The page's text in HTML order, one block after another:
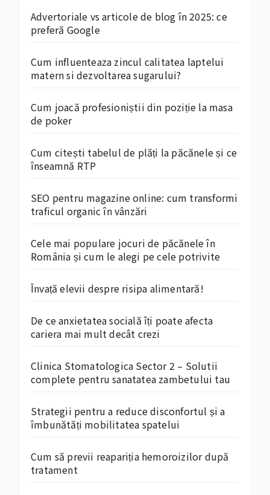
Advertoriale vs articole de blog în 2025: ce
preferă Google
Cum influenteaza zincul calitatea laptelui
matern si dezvoltarea sugarului?
Cum joacă profesioniștii din poziție la masa
de poker
Cum citești tabelul de plăți la păcănele și ce
înseamnă RTP
SEO pentru magazine online: cum transformi
traficul organic în vânzări
Cele mai populare jocuri de păcănele în
România și cum le alegi pe cele potrivite
Învață elevii despre risipa alimentară!
De ce anxietatea socială îți poate afecta
cariera mai mult decât crezi
Clinica Stomatologica Sector 2 – Solutii
complete pentru sanatatea zambetului tau
Strategii pentru a reduce disconfortul și a
îmbunătăți mobilitatea spatelui
Cum să previi reapariția hemoroizilor după
tratament